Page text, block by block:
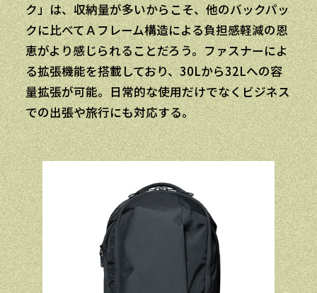
ク」は、収納量が多いからこそ、他のバックパッ
クに比べてＡフレーム構造による負担感軽減の恩
恵がより感じられることだろう。ファスナーによ
る拡張機能を搭載しており、30Lから32Lへの容
量拡張が可能。日常的な使用だけでなくビジネス
での出張や旅行にも対応する。